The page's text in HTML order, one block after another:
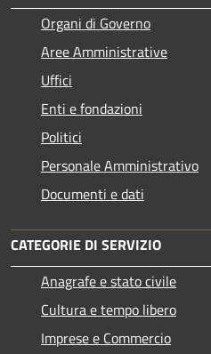
Organi di Governo
Aree Amministrative
Uffici
Enti e fondazioni
Politici
Personale Amministrativo
Documenti e dati
CATEGORIE DI SERVIZIO
Anagrafe e stato civile
Cultura e tempo libero
Imprese e Commercio